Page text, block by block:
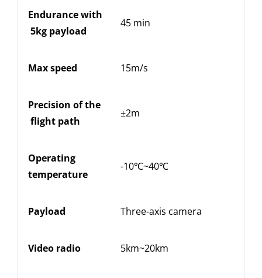
Endurance with
5kg payload
45 min
Max speed 15m/s
Precision of the
flight path
±2m
Operating
temperature
-10℃~40℃
Payload Three-axis camera
Video radio 5km~20km